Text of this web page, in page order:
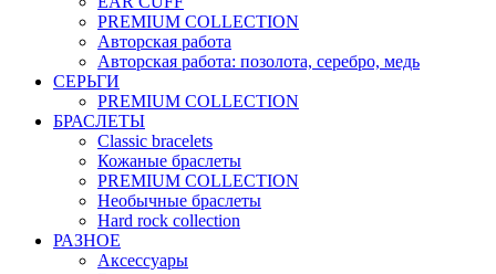
PREMIUM COLLECTION
Авторская работа
Авторская работа: позолота, серебро, медь
СЕРЬГИ
PREMIUM COLLECTION
БРАСЛЕТЫ
Classic bracelets
Кожаные браслеты
PREMIUM COLLECTION
Необычные браслеты
Hard rock collection
РАЗНОЕ
Аксессуары